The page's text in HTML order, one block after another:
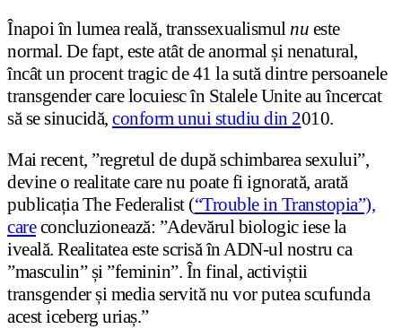
Înapoi în lumea reală, transsexualismulnu este
normal. De fapt, este atât de anormal și nenatural,
încât un procent tragic de 41 la sută dintre persoanele
transgender care locuiesc în Stalele Unite au încercat
să se sinucidă, conform unui studiu din 2010.
Mai recent, ”regretul de după schimbarea sexului”,
devine o realitate care nu poate fi ignorată, arată
publicația The Federalist (“Trouble in Transtopia”),
careconcluzionează: ”Adevărul biologic iese la
iveală. Realitatea este scrisă în ADN-ul nostru ca
”masculin” și ”feminin”. În final, activiștii
transgender și media servită nu vor putea scufunda
acest iceberg uriaș.”